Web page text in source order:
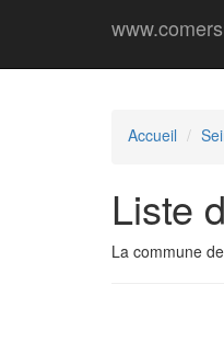
Accueil
Liste
La commune